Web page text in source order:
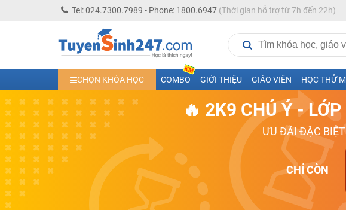
Tel: 024.7300.7989 - Phone: 1800.6947(Thời gian hỗ trợ từ 7h đến 22h)
CHỌN KHÓA HỌC COMBO GIỚI THIỆU GIÁO VIÊN HỌC THỬ
🔥 2K9 CHÚ Ý -
ƯU ĐÃI ĐẶC
CHỈ CÒN
Học trực tuyến lớp 10 các môn Toán - Lý - Hóa - Văn - Anh- Sinh-Sử-Địa cùng
Học trực tuyến lớp 11 đủ môn cùng Thầy Cô giỏi, nổi tiếng
Học online trực tuyến cấp Tiểu học và THCS năm học 2026-2027
Học online lớp 5 cùng thầy cô giáo giỏi, nổi tiếng
Học online lớp 7 cùng thầy cô giáo giỏi
Học online lớp 6 cùng thầy cô giỏi, nổi tiếng
Học online lớp 8 cùng thầy cô giáo giỏi
2K13! Bứt Phá Lớp 5 Năm Học 2023 - 2024